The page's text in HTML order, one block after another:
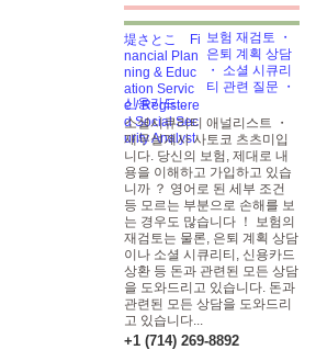
보험 재검토 ・
은퇴 계획 상담
・ 소셜 시큐리
티 관련 질문 ・
신용카드...
소셜시큐리티 애널리스트 ・
재무설계사 사토코 츠츠미입
니다. 당신의 보험, 제대로 내
용을 이해하고 가입하고 있습
니까 ？ 영어로 된 세부 조건
등 모르는 부분으로 손해를 보
는 경우도 많습니다 ！ 보험의
재검토는 물론, 은퇴 계획 상담
이나 소셜 시큐리티, 신용카드
상환 등 돈과 관련된 모든 상담
을 도와드리고 있습니다. 돈과
관련된 모든 상담을 도와드리
고 있습니다...
+1 (714) 269-8892